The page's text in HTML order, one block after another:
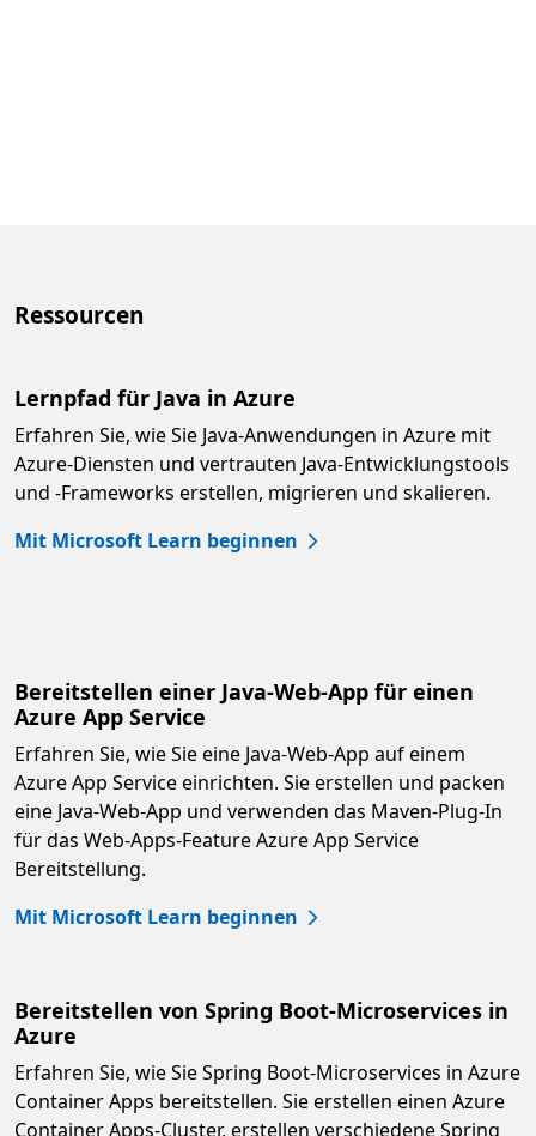
Ressourcen
Lernpfad für Java in Azure
Erfahren Sie, wie Sie Java-Anwendungen in Azure mit
Azure-Diensten und vertrauten Java-Entwicklungstools
und -Frameworks erstellen, migrieren und skalieren.
Mit Microsoft Learn beginnen
Bereitstellen einer Java-Web-App für einen
Azure App Service
Erfahren Sie, wie Sie eine Java-Web-App auf einem
Azure App Service einrichten. Sie erstellen und packen
eine Java-Web-App und verwenden das Maven-Plug-In
für das Web-Apps-Feature Azure App Service
Bereitstellung.
Mit Microsoft Learn beginnen
Bereitstellen von Spring Boot-Microservices in
Azure
Erfahren Sie, wie Sie Spring Boot-Microservices in Azure
Container Apps bereitstellen. Sie erstellen einen Azure
Container Apps-Cluster, erstellen verschiedene Spring